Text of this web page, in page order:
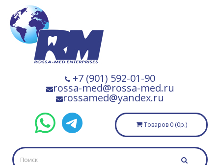
+7 (901) 592-01-90
rossa-med@rossa-med.ru
rossamed@yandex.ru
Товаров 0 (0р.)